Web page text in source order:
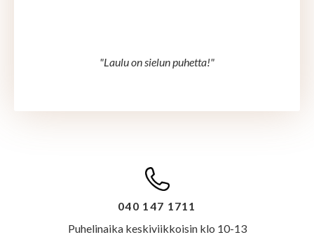
"Laulu on sielun puhetta!"
040 147 1711
Puhelinaika keskiviikkoisin klo 10-13